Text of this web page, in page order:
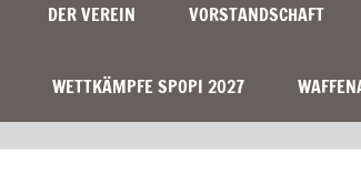
DER VEREIN VORSTANDSCHAFT
WETTKÄMPFE SPOPI 2027